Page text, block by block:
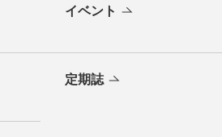
イベント
定期誌